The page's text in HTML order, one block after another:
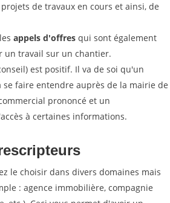
de travaux en cours et ainsi, de
appels d'offres qui sont également
un travail sur un chantier.
est positif. Il va de soi qu'un
faire entendre auprès de la mairie de
prononcé et un
à certaines informations.
le choisir dans divers domaines mais
: agence immobilière, compagnie